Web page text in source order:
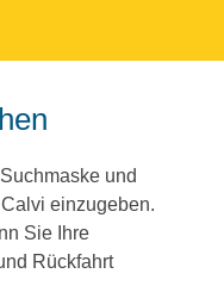
und
einzugeben.
Sie Ihre
Rückfahrt